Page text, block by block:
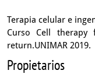
Terapia celular e
Curso Cell
return.UNIMAR 2019.
Propietarios